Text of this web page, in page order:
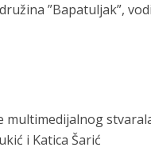
”Bapatuljak”,
multimedijalnog
i Katica Šarić